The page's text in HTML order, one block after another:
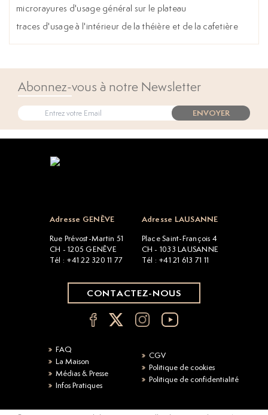
microrayures d'usage général sur le plateau
traces d'usage à l'intérieur de la théière et de la cafetière
Abonnez-vous à notre Newsletter
ENVOYER
Adresse GENÈVE
Rue Prévost-Martin 51
CH - 1205 GENÈVE
Tél : +41 22 320 11 77
Adresse LAUSANNE
Place Saint-François 4
CH - 1033 LAUSANNE
Tél : +41 21 613 71 11
CONTACTEZ-NOUS
FAQ
La Maison
Médias & Presse
Infos Pratiques
CGV
Politique de cookies
Politique de confidentialité